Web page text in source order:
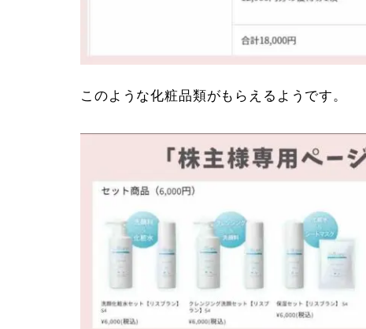
このような化粧品類がもらえるようです。